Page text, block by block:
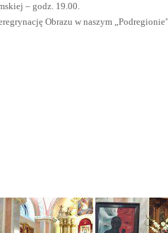
– godz. 19.00.
Obrazu w naszym